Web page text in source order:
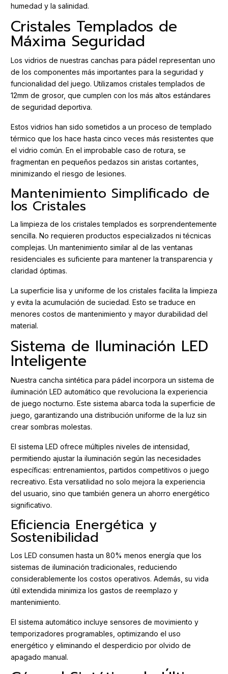
humedad y la salinidad.
Cristales Templados de
Máxima Seguridad
Los vidrios de nuestras canchas para pádel representan uno
de los componentes más importantes para la seguridad y
funcionalidad del juego. Utilizamos cristales templados de
12mm de grosor, que cumplen con los más altos estándares
de seguridad deportiva.
Estos vidrios han sido sometidos a un proceso de templado
térmico que los hace hasta cinco veces más resistentes que
el vidrio común. En el improbable caso de rotura, se
fragmentan en pequeños pedazos sin aristas cortantes,
minimizando el riesgo de lesiones.
Mantenimiento Simplificado de
los Cristales
La limpieza de los cristales templados es sorprendentemente
sencilla. No requieren productos especializados ni técnicas
complejas. Un mantenimiento similar al de las ventanas
residenciales es suficiente para mantener la transparencia y
claridad óptimas.
La superficie lisa y uniforme de los cristales facilita la limpieza
y evita la acumulación de suciedad. Esto se traduce en
menores costos de mantenimiento y mayor durabilidad del
material.
Sistema de Iluminación LED
Inteligente
Nuestra cancha sintética para pádel incorpora un sistema de
iluminación LED automático que revoluciona la experiencia
de juego nocturno. Este sistema abarca toda la superficie de
juego, garantizando una distribución uniforme de la luz sin
crear sombras molestas.
El sistema LED ofrece múltiples niveles de intensidad,
permitiendo ajustar la iluminación según las necesidades
específicas: entrenamientos, partidos competitivos o juego
recreativo. Esta versatilidad no solo mejora la experiencia
del usuario, sino que también genera un ahorro energético
significativo.
Eficiencia Energética y
Sostenibilidad
Los LED consumen hasta un 80% menos energía que los
sistemas de iluminación tradicionales, reduciendo
considerablemente los costos operativos. Además, su vida
útil extendida minimiza los gastos de reemplazo y
mantenimiento.
El sistema automático incluye sensores de movimiento y
temporizadores programables, optimizando el uso
energético y eliminando el desperdicio por olvido de
apagado manual.